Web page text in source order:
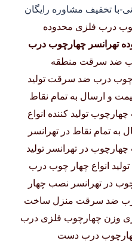
تهرانی-با تخفیف مشاوره رایگان
درب فلزی محدوده
تهرانسر چهارچوب درب
ضد سرقت منطقه
درب ضد سرقت تولید
و ارسال به تمام نقاط
تولید کننده انواع
به تمام نقاط در تهرانسر
در تهرانسر تولید
تولید انواع چهار چوب درب
در تهرانسر نصب چهار
درب ضد سرقت منزل ساخت
وزن چهارچوب فلزی درب
درب دست